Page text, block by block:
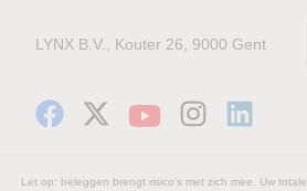
LYNX B.V., Kouter 26, 9000 Gent
Let op: beleggen brengt risico's met zich mee. Uw